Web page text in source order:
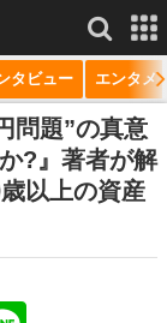
もっと見る
タビュー エンタメ
問題”の真意
?』著者が解
以上の資産